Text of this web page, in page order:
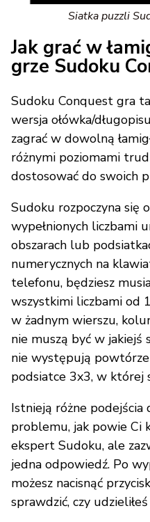
Siatka puzzli
Jak grać w
grze Sudoku
Sudoku Conquest gra
wersja ołówka/
zagrać w dowolną
różnymi poziomami
dostosować do swoich
Sudoku rozpoczyna się
wypełnionych liczbami
obszarach lub
numerycznych na
telefonu, będziesz
wszystkimi liczbami od
w żadnym wierszu,
nie muszą być w jakiejś
nie występują
podsiatce 3x3, w której
Istnieją różne podejścia
problemu, jak powie Ci
ekspert Sudoku, ale
jedna odpowiedź. Po
możesz nacisnąć
sprawdzić, czy